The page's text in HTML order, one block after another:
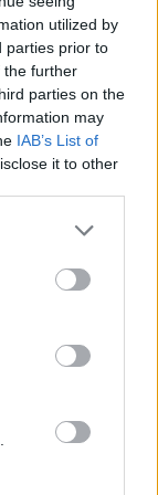
utilized by
parties prior to
the further
parties on the
may
IAB’s List of
it to other
pro
na herní